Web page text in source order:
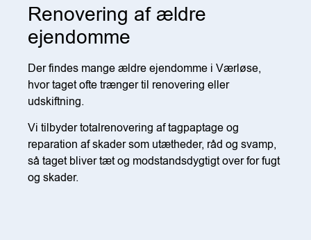
Renovering af ældre
ejendomme
Der findes mange ældre ejendomme i Værløse,
hvor taget ofte trænger til renovering eller
udskiftning.
Vi tilbyder totalrenovering af tagpaptage og
reparation af skader som utætheder, råd og svamp,
så taget bliver tæt og modstandsdygtigt over for fugt
og skader.